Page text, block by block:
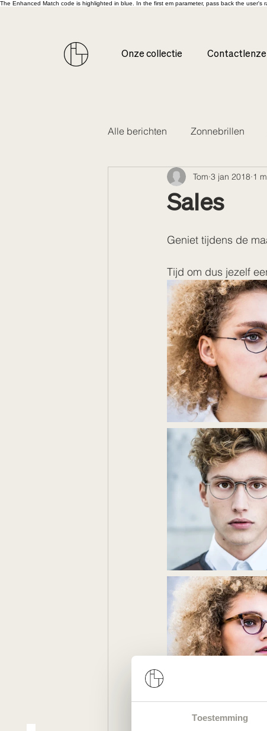
Toestemming
The Enhanced Match code is highlighted in blue. In the first em parameter, pass back the
Onze collectie
Alle berichten Zonnebrillen
Sales
Tom 3 jan 2018 1
Geniet tijdens de
Tijd om dus jezelf